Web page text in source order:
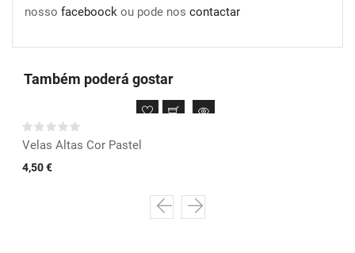
nosso faceboock ou pode nos contactar
Também poderá gostar
Velas Altas Cor Pastel
4,50 €